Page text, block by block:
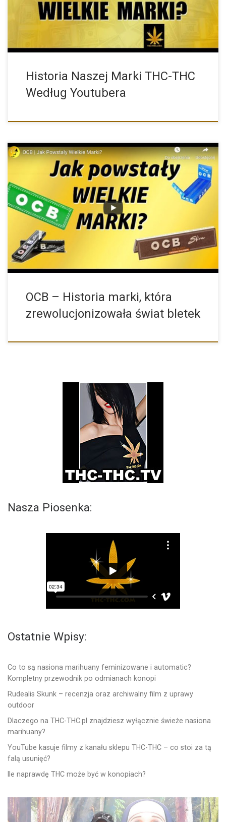
Historia Naszej Marki THC-THC
Według Youtubera
OCB to nie tylko jedna z najpopularniejszych marek bibułek do
[…]
OCB – Historia marki, która
zrewolucjonizowała świat bletek
Nasza Piosenka:
Ostatnie Wpisy:
Co to są nasiona marihuany feminizowane i automatic?
Kompletny przewodnik po odmianach konopi
Rudealis Skunk – recenzja oraz archiwalny film z uprawy
outdoor
Dlaczego na THC-THC.pl znajdziesz wyłącznie świeże nasiona
marihuany?
YouTube kasuje filmy z kanału sklepu THC-THC – co stoi za tą
falą usunięć?
Ile naprawdę THC może być w konopiach?